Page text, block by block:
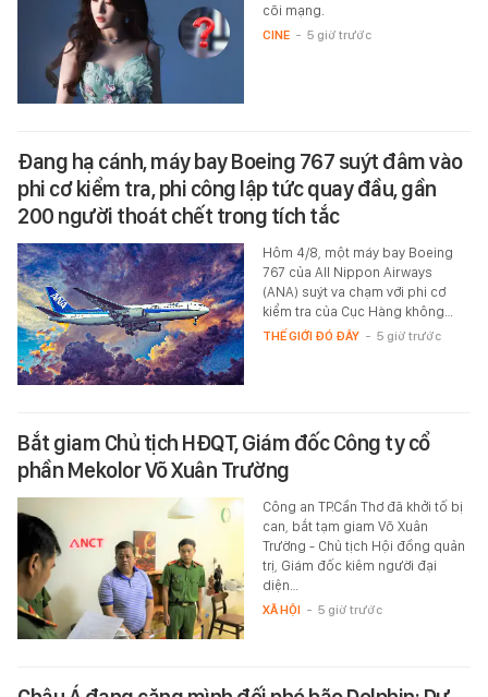
cõi mạng.
CINE - 5 giờ trước
Đang hạ cánh, máy bay Boeing 767 suýt đâm vào
phi cơ kiểm tra, phi công lập tức quay đầu, gần
200 người thoát chết trong tích tắc
Hôm 4/8, một máy bay Boeing
767 của All Nippon Airways
(ANA) suýt va chạm với phi cơ
kiểm tra của Cục Hàng không…
THẾ GIỚI ĐÓ ĐÂY - 5 giờ trước
Bắt giam Chủ tịch HĐQT, Giám đốc Công ty cổ
phần Mekolor Võ Xuân Trường
Công an TP.Cần Thơ đã khởi tố bị
can, bắt tạm giam Võ Xuân
Trường - Chủ tịch Hội đồng quản
trị, Giám đốc kiêm người đại
diện…
XÃ HỘI - 5 giờ trước